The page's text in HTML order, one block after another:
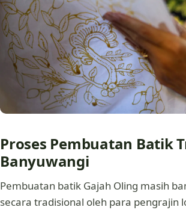
Proses Pembuatan Batik
Banyuwangi
Pembuatan batik Gajah Oling masih
secara tradisional oleh para pengrajin